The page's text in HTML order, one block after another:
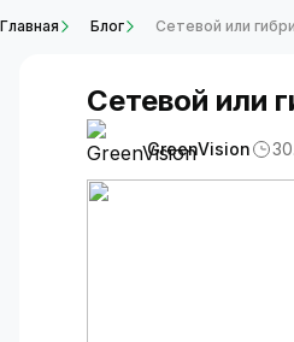
Главная Блог Сетевой или
Сетевой или
GreenVision